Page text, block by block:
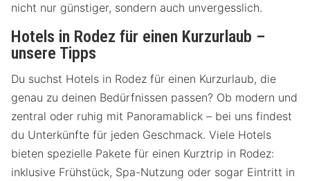
nicht nur günstiger, sondern auch unvergesslich.
Hotels in Rodez für einen Kurzurlaub –
unsere Tipps
Du suchst Hotels in Rodez für einen Kurzurlaub, die
genau zu deinen Bedürfnissen passen? Ob modern und
zentral oder ruhig mit Panoramablick – bei uns findest
du Unterkünfte für jeden Geschmack. Viele Hotels
bieten spezielle Pakete für einen Kurztrip in Rodez:
inklusive Frühstück, Spa-Nutzung oder sogar Eintritt in